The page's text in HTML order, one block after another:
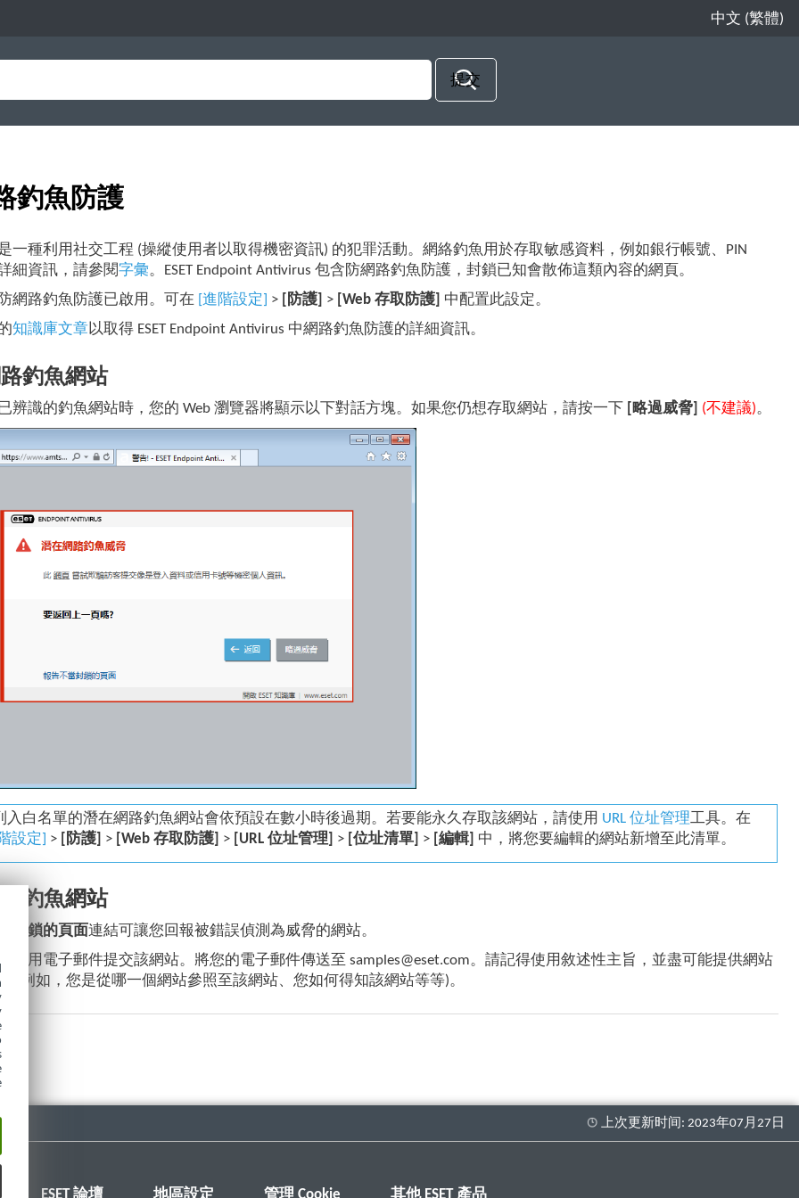
中文 (繁體)
釣魚防護
一種利用社交工程 (操縱使用者以取得機密資訊) 的犯罪活動。網絡釣魚用於存取敏感資料，例如銀行帳號、PIN
細資訊，請參閱字彙。ESET Endpoint Antivirus 包含防網路釣魚防護，封鎖已知會散佈這類內容的網頁。
網路釣魚防護已啟用。可在 [進階設定] > [防護] > [Web 存取防護]
中配置此設定。
知識庫文章以取得 ESET Endpoint Antivirus 中網路釣魚防護的詳細資訊。
釣魚網站
辨識的釣魚網站時，您的 Web 瀏覽器將顯示以下對話方塊。如果您仍想存取網站，請按一下 [略過威脅] (不建議)。
入白名單的潛在網路釣魚網站會依預設在數小時後過期。若要能永久存取該網站，請使用 URL 位址管理工具。在
設定] > [防護] > [Web 存取防護] > [URL 位址管理] > [位址清單] > [編輯] 中，將您要編輯的網站新增至此清單。
釣魚網站
封鎖的頁面連結可讓您回報被錯誤偵測為威脅的網站。
使用電子郵件提交該網站。將您的電子郵件傳送至 samples@eset.com。請記得使用敘述性主旨，並盡可能提供網站
(例如，您是從哪一個網站參照至該網站、您如何得知該網站等等)。
ESET 論壇 地區設定 管理 Cookie 其他 ESET 產品